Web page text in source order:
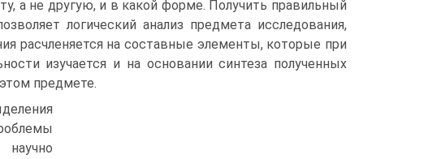
а не другую, и в какой форме. Получить правильный
логический анализ предмета исследования,
расчленяется на составные элементы, которые при
изучается и на основании синтеза полученных
предмете.